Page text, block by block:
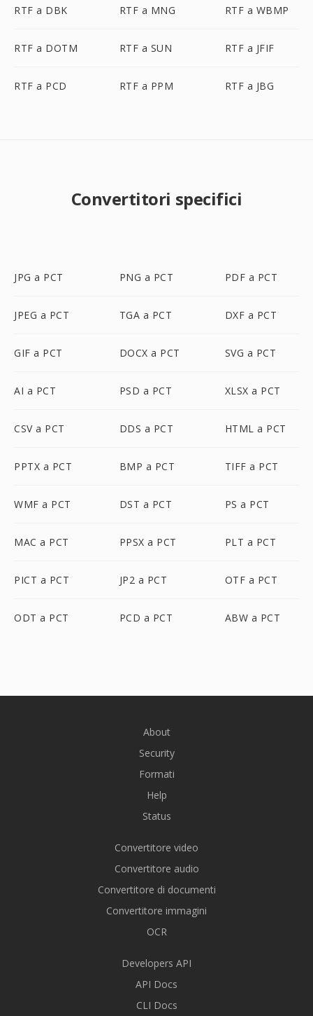
RTF a DBK RTF a MNG RTF a WBMP
RTF a DOTM RTF a SUN RTF a JFIF
RTF a PCD RTF a PPM RTF a JBG
Convertitori specifici
JPG a PCT PNG a PCT PDF a PCT
JPEG a PCT TGA a PCT DXF a PCT
GIF a PCT DOCX a PCT SVG a PCT
AI a PCT PSD a PCT XLSX a PCT
CSV a PCT DDS a PCT HTML a PCT
PPTX a PCT BMP a PCT TIFF a PCT
WMF a PCT DST a PCT PS a PCT
MAC a PCT PPSX a PCT PLT a PCT
PICT a PCT JP2 a PCT OTF a PCT
ODT a PCT PCD a PCT ABW a PCT
About
Security
Formati
Help
Status
Convertitore video
Convertitore audio
Convertitore di documenti
Convertitore immagini
OCR
Developers API
API Docs
CLI Docs